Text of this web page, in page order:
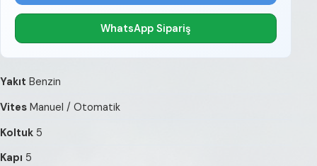
WhatsApp Sipariş
Yakıt Benzin
Vites Manuel / Otomatik
Koltuk 5
Kapı 5